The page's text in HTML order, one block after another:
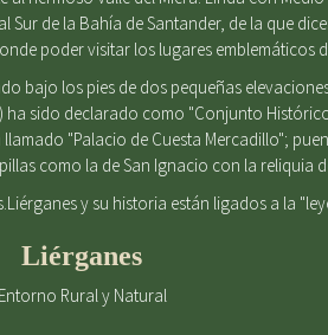
Sur de la Bahía de Santander, de la que
poder visitar los lugares emblemáticos
bajo los pies de dos pequeñas
ha sido declarado como "Conjunto
"Palacio de Cuesta Mercadillo";
como la de San Ignacio con la reliquia
y su historia están ligados a la
Liérganes
Entorno Rural y Natural